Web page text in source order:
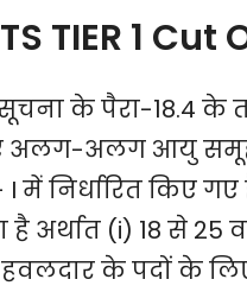
TIER 1
सूचना के पैरा-18.4
अलग आयु समूह-
निर्धारित किए
है अर्थात (i) 18 से 25
के पदों के लिए